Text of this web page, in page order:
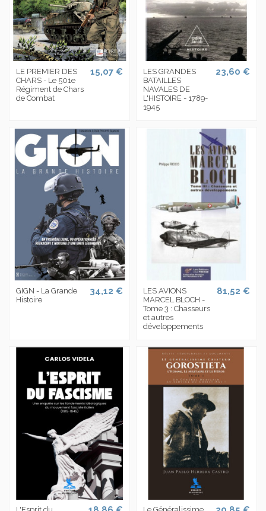
LE PREMIER DES
CHARS - Le 501e
Régiment de Chars
de Combat
15,07 €
LES GRANDES
BATAILLES
NAVALES DE
L'HISTOIRE - 1789-
1945
23,60 €
GIGN - La Grande
Histoire
34,12 €
LES AVIONS
MARCEL BLOCH -
Tome 3 : Chasseurs
et autres
développements
81,52 €